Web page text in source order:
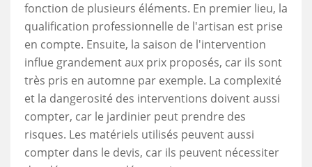
fonction de plusieurs éléments. En premier lieu, la
qualification professionnelle de l'artisan est prise
en compte. Ensuite, la saison de l'intervention
influe grandement aux prix proposés, car ils sont
très pris en automne par exemple. La complexité
et la dangerosité des interventions doivent aussi
compter, car le jardinier peut prendre des
risques. Les matériels utilisés peuvent aussi
compter dans le devis, car ils peuvent nécessiter